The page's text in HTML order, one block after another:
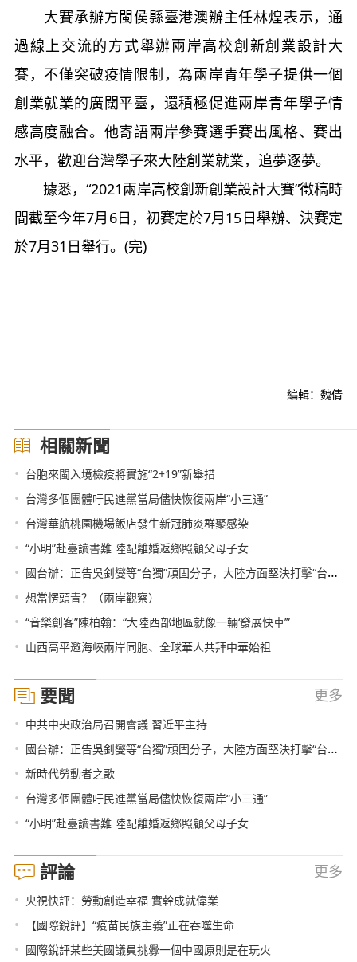
大賽承辦方閩侯縣臺港澳辦主任林煌表示，通
過線上交流的方式舉辦兩岸高校創新創業設計大
賽，不僅突破疫情限制，為兩岸青年學子提供一個
創業就業的廣闊平臺，還積極促進兩岸青年學子情
感高度融合。他寄語兩岸參賽選手賽出風格、賽出
水平，歡迎台灣學子來大陸創業就業，追夢逐夢。
據悉，“2021兩岸高校創新創業設計大賽”徵稿時
間截至今年7月6日，初賽定於7月15日舉辦、決賽定
於7月31日舉行。(完)
編輯：魏倩
相關新聞
• 台胞來閩入境檢疫將實施“2+19”新舉措
• 台灣多個團體吁民進黨當局儘快恢復兩岸“小三通”
• 台灣華航桃園機場飯店發生新冠肺炎群聚感染
• “小明”赴臺讀書難 陸配離婚返鄉照顧父母子女
• 國台辦：正告吳釗燮等“台獨”頑固分子，大陸方面堅決打擊“台獨”分裂勢力的決心和意志堅定不移，將採取一切必要措施予以嚴懲
• 想當愣頭青？（兩岸觀察）
• “音樂創客”陳柏翰：“大陸西部地區就像一輛‘發展快車’”
• 山西高平邀海峽兩岸同胞、全球華人共拜中華始祖
要聞 更多
• 中共中央政治局召開會議 習近平主持
• 國台辦：正告吳釗燮等“台獨”頑固分子，大陸方面堅決打擊“台獨”分裂勢力的決心和意志堅定不移，將採取一切必要措施予以嚴懲
• 新時代勞動者之歌
• 台灣多個團體吁民進黨當局儘快恢復兩岸“小三通”
• “小明”赴臺讀書難 陸配離婚返鄉照顧父母子女
評論 更多
• 央視快評：勞動創造幸福 實幹成就偉業
• 【國際銳評】“疫苗民族主義”正在吞噬生命
• 國際銳評某些美國議員挑釁一個中國原則是在玩火